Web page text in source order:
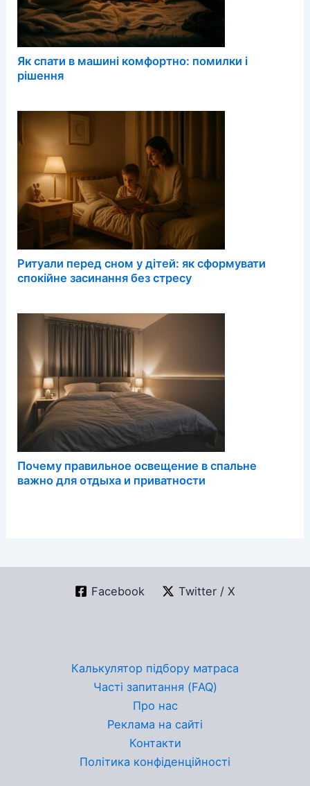
Як спати в машині комфортно: помилки і
рішення
Ритуали перед сном у дітей: як сформувати
спокійне засинання без стресу
Почему правильное освещение в спальне
важно для отдыха и приватности
Facebook Twitter / X
Калькулятор підбору матраса
Часті запитання (FAQ)
Про нас
Реклама на сайті
Контакти
Політика конфіденційності